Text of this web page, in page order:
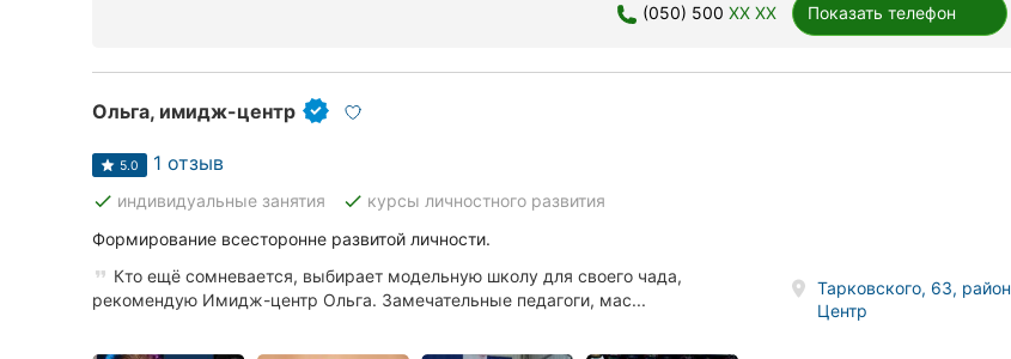
(050) 500 XX XX Показать телефон
Ольга, имидж-центр
5.0 1 отзыв
done индивидуальные занятия done курсы личностного развития
Формирование всесторонне развитой личности.
Кто ещё сомневается, выбирает модельную школу для своего чада,
рекомендую Имидж-центр Ольга. Замечательные педагоги, мас...
Тарковского, 63, район
Центр